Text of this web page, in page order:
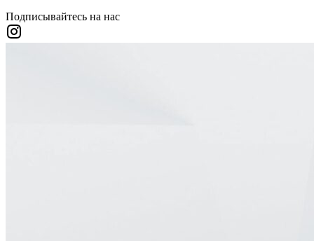
Подписывайтесь на нас